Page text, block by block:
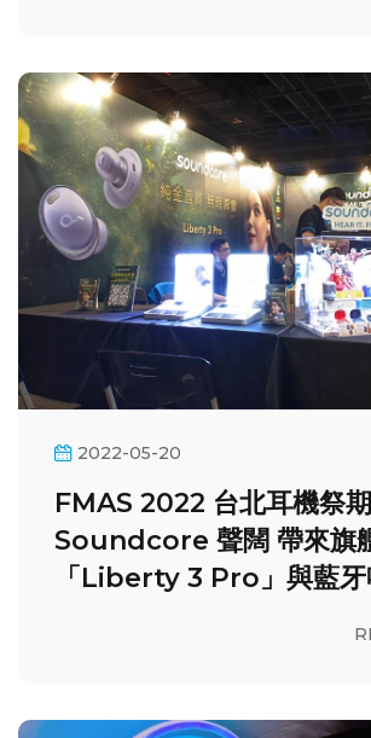
2022-05-20
FMAS 2022 台北耳機祭期
Soundcore 聲闊 帶來旗
「Liberty 3 Pro」與藍牙